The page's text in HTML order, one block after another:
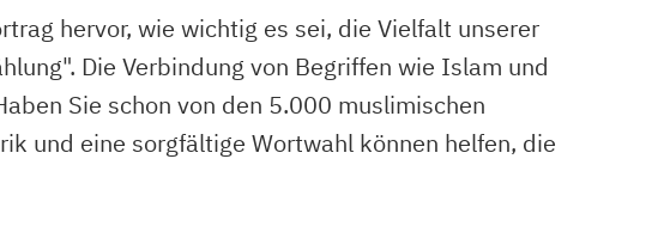
hervor, wie wichtig es sei, die Vielfalt unserer
Die Verbindung von Begriffen wie Islam und
Sie schon von den 5.000 muslimischen
und eine sorgfältige Wortwahl können helfen, die